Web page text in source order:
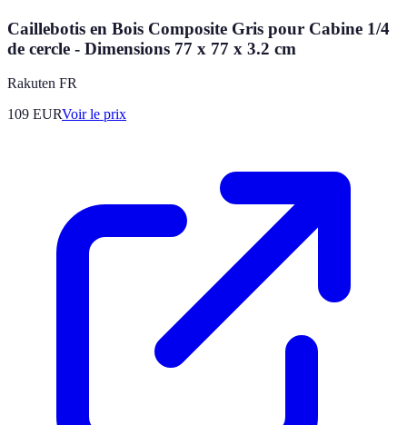
Caillebotis en Bois Composite Gris pour Cabine 1/4
de cercle - Dimensions 77 x 77 x 3.2 cm
Rakuten FR
109 EURVoir le prix